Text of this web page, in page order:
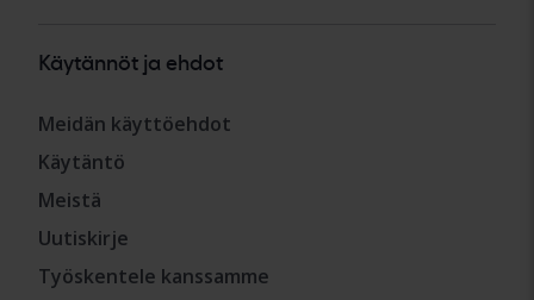
Käytännöt ja ehdot
Meidän käyttöehdot
Käytäntö
Meistä
Uutiskirje
Työskentele kanssamme